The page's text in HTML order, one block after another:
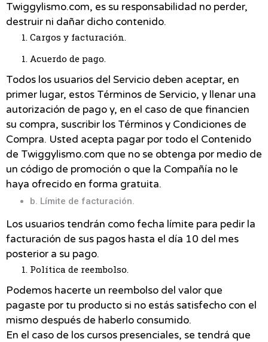
Twiggylismo.com, es su responsabilidad no perder,
destruir ni dañar dicho contenido.
Cargos y facturación.
Acuerdo de pago.
Todos los usuarios del Servicio deben aceptar, en
primer lugar, estos Términos de Servicio, y llenar una
autorización de pago y, en el caso de que financien
su compra, suscribir los Términos y Condiciones de
Compra. Usted acepta pagar por todo el Contenido
de Twiggylismo.com que no se obtenga por medio de
un código de promoción o que la Compañía no le
haya ofrecido en forma gratuita.
b. Límite de facturación.
Los usuarios tendrán como fecha límite para pedir la
facturación de sus pagos hasta el día 10 del mes
posterior a su pago.
Política de reembolso.
Podemos hacerte un reembolso del valor que
pagaste por tu producto si no estás satisfecho con el
mismo después de haberlo consumido.
En el caso de los cursos presenciales, se tendrá que